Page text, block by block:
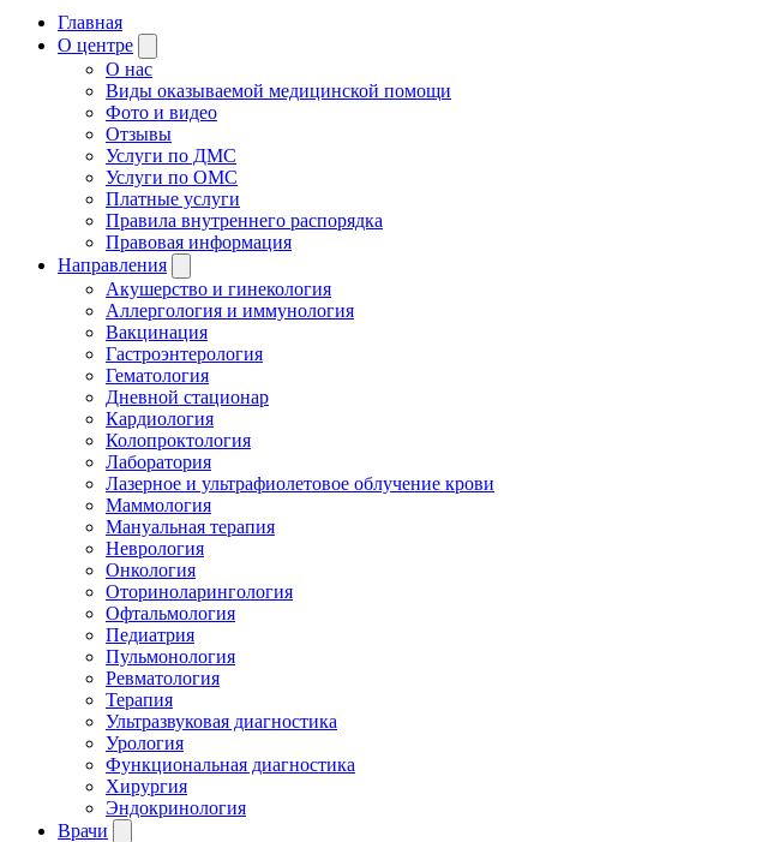
Главная
О центре
О нас
Виды оказываемой медицинской помощи
Фото и видео
Отзывы
Услуги по ДМС
Услуги по ОМС
Платные услуги
Правила внутреннего распорядка
Правовая информация
Направления
Акушерство и гинекология
Аллергология и иммунология
Вакцинация
Гастроэнтерология
Гематология
Дневной стационар
Кардиология
Колопроктология
Лаборатория
Лазерное и ультрафиолетовое облучение крови
Маммология
Мануальная терапия
Неврология
Онкология
Оториноларингология
Офтальмология
Педиатрия
Пульмонология
Ревматология
Терапия
Ультразвуковая диагностика
Урология
Функциональная диагностика
Хирургия
Эндокринология
Врачи